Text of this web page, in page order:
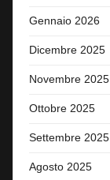
Gennaio 2026
Dicembre 2025
Novembre 2025
Ottobre 2025
Settembre 2025
Agosto 2025